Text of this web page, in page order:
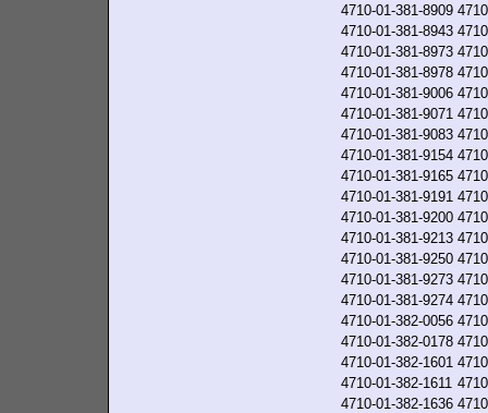
4710-01-381-8909
4710-01-381-8943
4710-01-381-8973
4710-01-381-8978
4710-01-381-9006
4710-01-381-9071
4710-01-381-9083
4710-01-381-9154
4710-01-381-9165
4710-01-381-9191
4710-01-381-9200
4710-01-381-9213
4710-01-381-9250
4710-01-381-9273
4710-01-381-9274
4710-01-382-0056
4710-01-382-0178
4710-01-382-1601
4710-01-382-1611
4710-01-382-1636